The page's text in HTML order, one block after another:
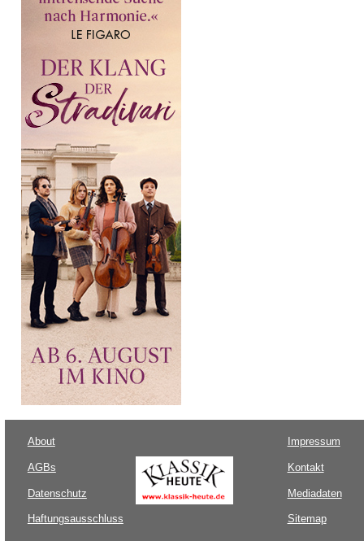
About
AGBs
Datenschutz
Haftungsausschluss
Impressum
Kontakt
Mediadaten
Sitemap